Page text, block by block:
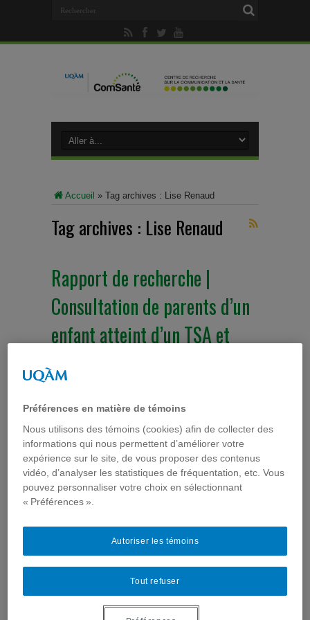
Accueil » Tag archives : Lise Renaud
Tag archives : Lise Renaud
Rapport de recherche |
Consultation de parents d’un
enfant atteint d’un TSA et
développement d’une
offrant un soutien social
Actualités ,Communication médiatique et santé,E-
parentalité & jeunesse
, Médias sociaux
Publications
,Santé mentale,Santé mentale,Thèmes de
recherche,Usages de l'Internet santé
Un rapport de recherche intitulé : Consultation de
parents d’un enfant atteint d’un TSA et
Préférences en matière de témoins
Nous utilisons des témoins (cookies) afin de collecter des
informations qui nous permettent d’améliorer votre
expérience sur le site, de vous proposer des contenus
vidéo, d’analyser les statistiques de fréquentation, etc. Vous
pouvez personnaliser votre choix en sélectionnant
« Préférences ».
Tout refuser
Autoriser les témoins